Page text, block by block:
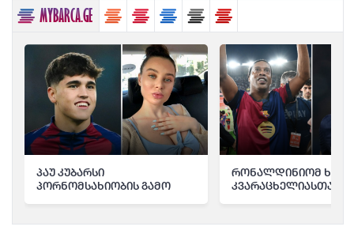
MYBARCA.GE
პაუ კუბარსი
პორნომსახიობის გამო
რონალდინიომ
კვარაცხელიასთან